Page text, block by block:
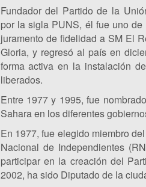
Fundador del Partido de la
por la sigla PUNS, él fue uno
juramento de fidelidad a SM El
Gloria, y regresó al país en
forma activa en la instalación
liberados.
Entre 1977 y 1995, fue
Sahara en los diferentes
En 1977, fue elegido miembro
Nacional de Independientes
participar en la creación del
2002, ha sido Diputado de la